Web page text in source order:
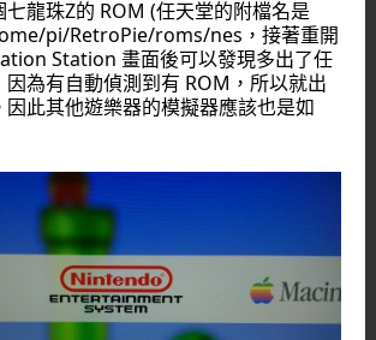
龍珠Z的 ROM (任天堂的附檔名是
pi/RetroPie/roms/nes，接著重開
Station 畫面後可以發現多出了任
因為有自動偵測到有 ROM，所以就出
此其他遊樂器的模擬器應該也是如